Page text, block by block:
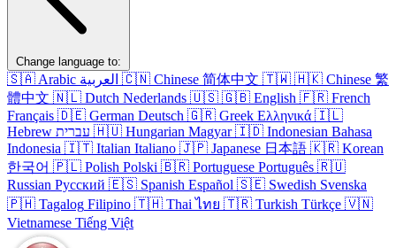
Change language to:
🇸🇦 Arabic العربية 🇨🇳 Chinese 简体中文 🇹🇼 🇭🇰 Chinese 繁
體中文 🇳🇱 Dutch Nederlands 🇺🇸 🇬🇧 English 🇫🇷 French
Français 🇩🇪 German Deutsch 🇬🇷 Greek Ελληνικά 🇮🇱
Hebrew עברית 🇭🇺 Hungarian Magyar 🇮🇩 Indonesian Bahasa
Indonesia 🇮🇹 Italian Italiano 🇯🇵 Japanese 日本語 🇰🇷 Korean
한국어 🇵🇱 Polish Polski 🇧🇷 Portuguese Português 🇷🇺
Russian Русский 🇪🇸 Spanish Español 🇸🇪 Swedish Svenska
🇵🇭 Tagalog Filipino 🇹🇭 Thai ไทย 🇹🇷 Turkish Türkçe 🇻🇳
Vietnamese Tiếng Việt